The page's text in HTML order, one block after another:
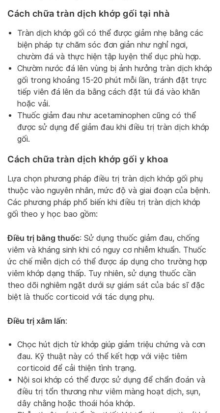
Cách chữa tràn dịch khớp gối tại nhà
Tràn dịch khớp gối có thể được giảm nhẹ bằng các
biện pháp tự chăm sóc đơn giản như nghỉ ngơi,
chườm đá và thực hiện tập luyện thể dục phù hợp.
Chườm nước đá lên vùng bị ảnh hưởng tràn dịch khớp
gối trong khoảng 15-20 phút mỗi lần, tránh đặt trực
tiếp viên đá lên da bằng cách đặt túi đá vào khăn
hoặc vải.
Thuốc giảm đau như acetaminophen cũng có thể
được sử dụng để giảm đau khi điều trị tràn dịch khớp
gối.
Cách chữa tràn dịch khớp gối y khoa
Lựa chọn phương pháp điều trị tràn dịch khớp gối phụ
thuộc vào nguyên nhân, mức độ và giai đoạn của bệnh.
Các phương pháp phổ biến khi điều trị tràn dịch khớp
gối theo y học bao gồm:
Điều trị bằng thuốc: Sử dụng thuốc giảm đau, chống
viêm và kháng sinh khi có nguy cơ nhiễm khuẩn. Thuốc
ức chế miễn dịch có thể được áp dụng cho trường hợp
viêm khớp dạng thấp. Tuy nhiên, sử dụng thuốc cần
theo dõi nghiêm ngặt dưới sự giám sát của bác sĩ đặc
biệt là thuốc corticoid với tác dụng phụ.
Điều trị xâm lấn:
Chọc hút dịch từ khớp giúp giảm triệu chứng và cơn
đau. Kỹ thuật này có thể kết hợp với việc tiêm
corticoid để cải thiện tình trạng.
Nội soi khớp có thể được sử dụng để chẩn đoán và
điều trị tổn thương như viêm màng hoạt dịch, sụn,
dây chằng hoặc thoái hóa khớp.